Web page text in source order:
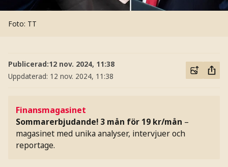
Foto: TT
Publicerad:12 nov. 2024, 11:38
Uppdaterad: 12 nov. 2024, 11:38
Finansmagasinet
Sommarerbjudande! 3 mån för 19 kr/mån –
magasinet med unika analyser, intervjuer och
reportage.